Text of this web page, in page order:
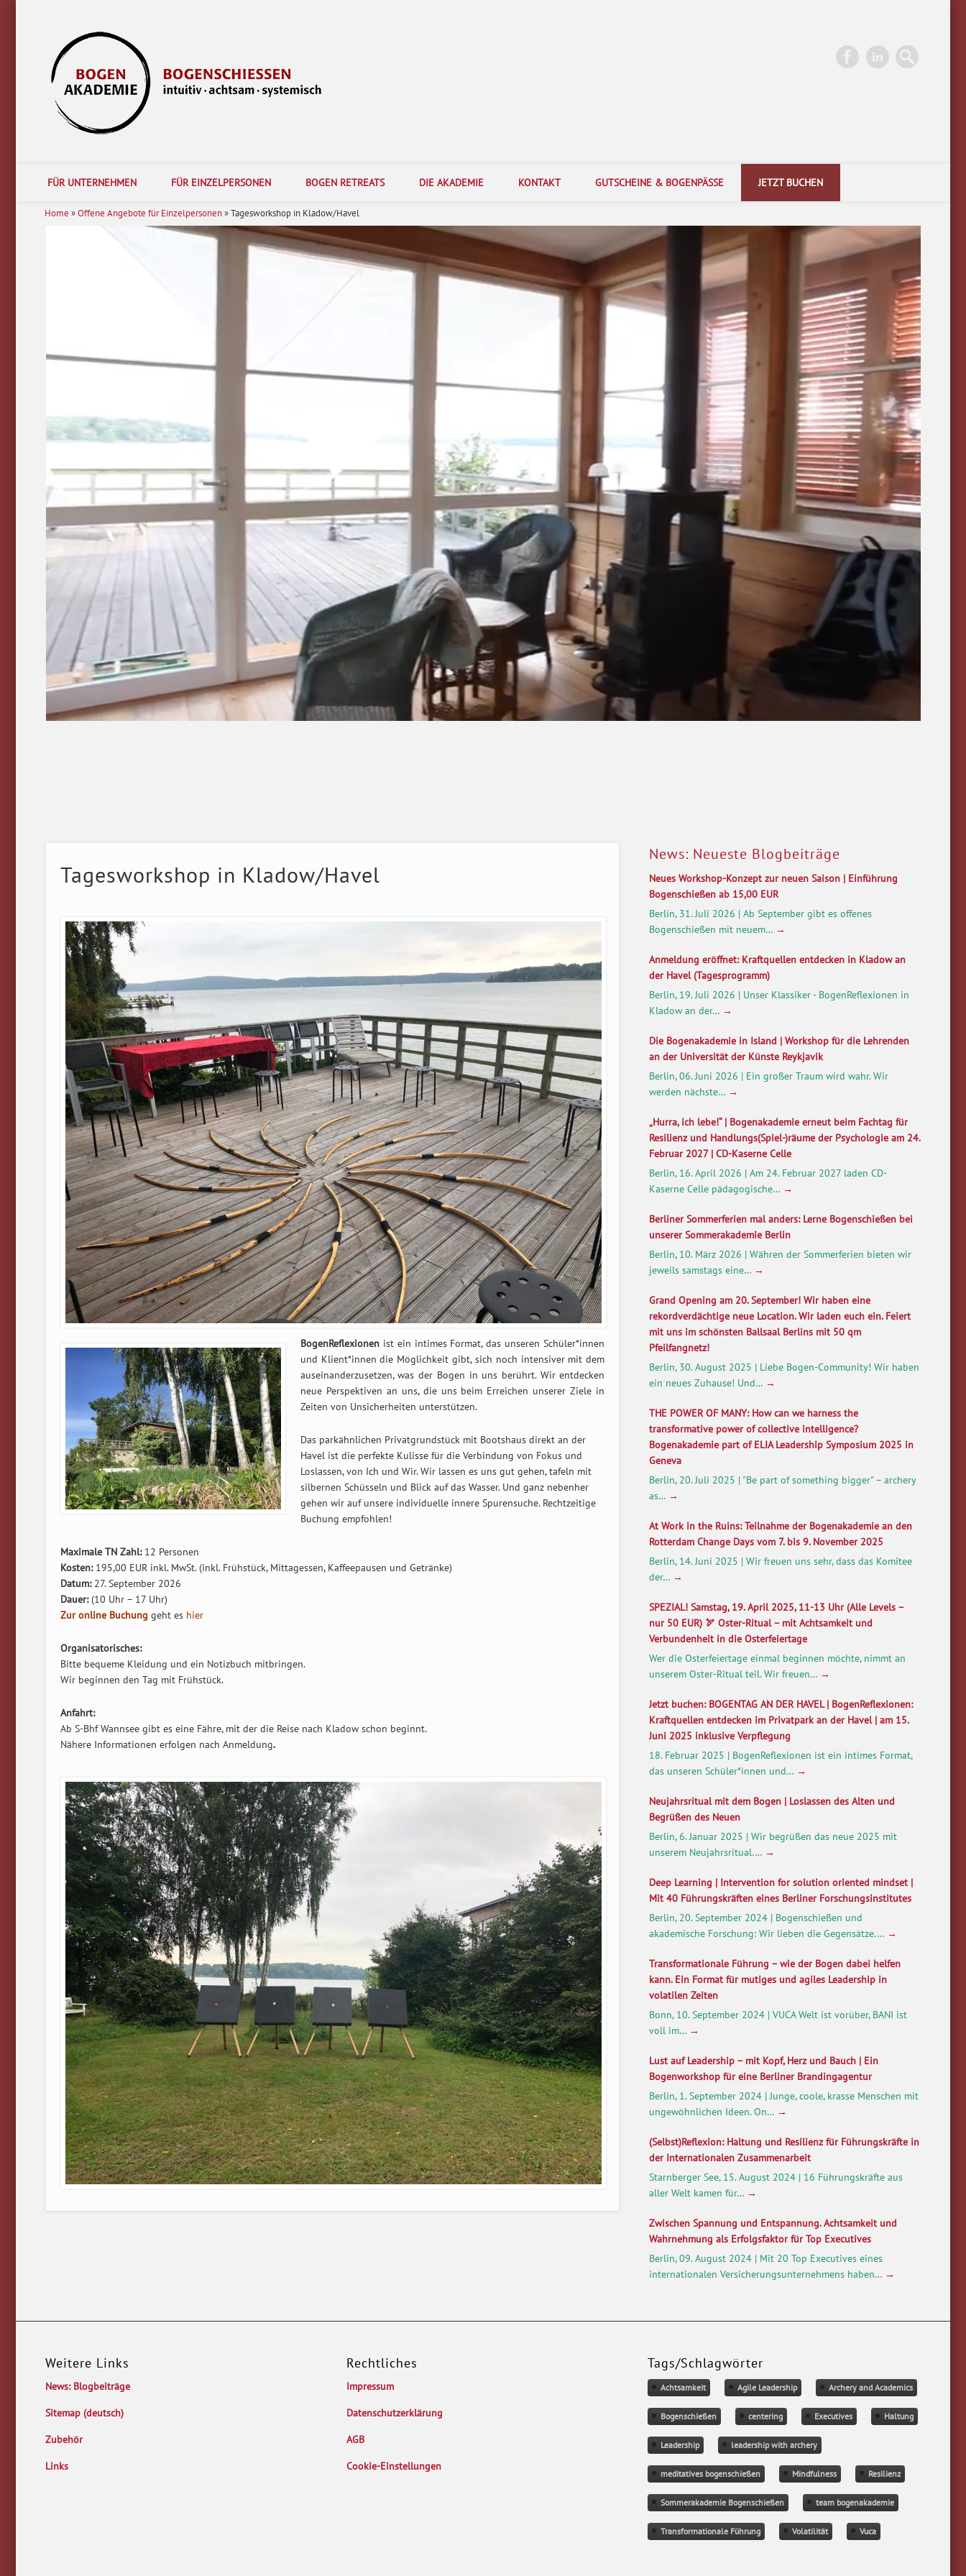
Akademie für intuitives Bogenschießen bietet Coachings, Seminare und Trainer-Fortbildungen mit dem Ziel, Veränderung erlebbar zu machen und nachhaltig zu verankern.
Facebook
FÜR UNTERNEHMEN FÜR EINZELPERSONEN BOGEN RETREATS DIE AKADEMIE KONTAKT GUTSCHEINE & BOGENPÄSSE JETZT BUCHEN
Home »Offene Angebote für Einzelpersonen»Tagesworkshop in Kladow/Havel
Tagesworkshop in Kladow/Havel
BogenReflexionenist ein intimes Format, das unseren Schüler*innen
und Klient*innen die Möglichkeit gibt, sich noch intensiver mit dem
auseinanderzusetzen, was der Bogen in uns berührt. Wir entdecken
neue Perspektiven an uns, die uns beim Erreichen unserer Ziele in
Zeiten von Unsicherheiten unterstützen.
Das parkähnlichen Privatgrundstück mit Bootshaus direkt an der
Havel ist die perfekte Kulisse für die Verbindung von Fokus und
Loslassen, von Ich und Wir. Wir lassen es uns gut gehen, tafeln mit
silbernen Schüsseln und Blick auf das Wasser. Und ganz nebenher
gehen wir auf unsere individuelle innere Spurensuche. Rechtzeitige
Buchung empfohlen!
Maximale TN Zahl:12 Personen
Kosten:195,00 EUR inkl. MwSt. (inkl. Frühstück, Mittagessen, Kaffeepausen und Getränke)
Datum:27. September 2026
Dauer:(10 Uhr – 17 Uhr)
Zur online Buchung geht es hier
Organisatorisches:
Bitte bequeme Kleidung und ein Notizbuch mitbringen.
Wir beginnen den Tag mit Frühstück.
Anfahrt:
Ab S-Bhf Wannsee gibt es eine Fähre, mit der die Reise nach Kladow schon beginnt.
Nähere Informationen erfolgen nach Anmeldung.
News: Neueste Blogbeiträge
Neues Workshop-Konzept zur neuen Saison | Einführung
Bogenschießen ab 15,00 EUR
Berlin, 31. Juli 2026 | Ab September gibt es offenes
Bogenschießen mit neuem… →
Anmeldung eröffnet: Kraftquellen entdecken in Kladow an
der Havel (Tagesprogramm)
Berlin, 19. Juli 2026 | Unser Klassiker - BogenReflexionen in
Kladow an der… →
Die Bogenakademie in Island | Workshop für die Lehrenden
an der Universität der Künste Reykjavik
Berlin, 06. Juni 2026 | Ein großer Traum wird wahr. Wir
werden nächste… →
„Hurra, ich lebe!“ | Bogenakademie erneut beim Fachtag für
Resilienz und Handlungs(Spiel-)räume der Psychologie am 24.
Februar 2027 | CD-Kaserne Celle
Berlin, 16. April 2026 | Am 24. Februar 2027 laden CD-
Kaserne Celle pädagogische… →
Berliner Sommerferien mal anders: Lerne Bogenschießen bei
unserer Sommerakademie Berlin
Berlin, 10. März 2026 | Währen der Sommerferien bieten wir
jeweils samstags eine… →
Grand Opening am 20. September! Wir haben eine
rekordverdächtige neue Location. Wir laden euch ein. Feiert
mit uns im schönsten Ballsaal Berlins mit 50 qm
Pfeilfangnetz!
Berlin, 30. August 2025 | Liebe Bogen-Community! Wir haben
ein neues Zuhause! Und… →
THE POWER OF MANY: How can we harness the
transformative power of collective intelligence?
Bogenakademie part of ELIA Leadership Symposium 2025 in
Geneva
Berlin, 20. Juli 2025 | "Be part of something bigger" – archery
as… →
At Work in the Ruins: Teilnahme der Bogenakademie an den
Rotterdam Change Days vom 7. bis 9. November 2025
Berlin, 14. Juni 2025 | Wir freuen uns sehr, dass das Komitee
der… →
SPEZIAL! Samstag, 19. April 2025, 11-13 Uhr (Alle Levels –
nur 50 EUR) 🏹 Oster-Ritual – mit Achtsamkeit und
Verbundenheit in die Osterfeiertage
Wer die Osterfeiertage einmal beginnen möchte, nimmt an
unserem Oster-Ritual teil. Wir freuen… →
Jetzt buchen: BOGENTAG AN DER HAVEL | BogenReflexionen:
Kraftquellen entdecken im Privatpark an der Havel | am 15.
Juni 2025 inklusive Verpflegung
18. Februar 2025 | BogenReflexionen ist ein intimes Format,
das unseren Schüler*innen und… →
Neujahrsritual mit dem Bogen | Loslassen des Alten und
Begrüßen des Neuen
Berlin, 6. Januar 2025 | Wir begrüßen das neue 2025 mit
unserem Neujahrsritual.… →
Deep Learning | Intervention for solution oriented mindset |
Mit 40 Führungskräften eines Berliner Forschungsinstitutes
Berlin, 20. September 2024 | Bogenschießen und
akademische Forschung: Wir lieben die Gegensätze.… →
Transformationale Führung – wie der Bogen dabei helfen
kann. Ein Format für mutiges und agiles Leadership in
volatilen Zeiten
Bonn, 10. September 2024 | VUCA Welt ist vorüber, BANI ist
voll im… →
Lust auf Leadership – mit Kopf, Herz und Bauch | Ein
Bogenworkshop für eine Berliner Brandingagentur
Berlin, 1. September 2024 | Junge, coole, krasse Menschen mit
ungewöhnlichen Ideen. On… →
(Selbst)Reflexion: Haltung und Resilienz für Führungskräfte in
der Internationalen Zusammenarbeit
Starnberger See, 15. August 2024 | 16 Führungskräfte aus
aller Welt kamen für… →
Zwischen Spannung und Entspannung. Achtsamkeit und
Wahrnehmung als Erfolgsfaktor für Top Executives
Berlin, 09. August 2024 | Mit 20 Top Executives eines
internationalen Versicherungsunternehmens haben… →
Weitere Links
News: Blogbeiträge
Sitemap (deutsch)
Zubehör
Links
Rechtliches
Impressum
Datenschutzerklärung
AGB
Cookie-Einstellungen
Tags/Schlagwörter
Achtsamkeit Agile Leadership Archery and Academics
Bogenschießen centering Executives Haltung
Leadership leadership with archery
meditatives bogenschießen Mindfulness Resilienz
Sommerakademie Bogenschießen team bogenakademie
Transformationale Führung Volatilität Vuca